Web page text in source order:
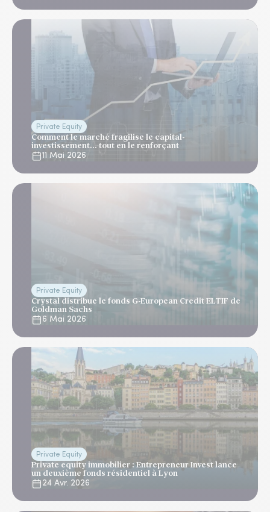
Private Equity
Comment le marché fragilise le capital-
investissement... tout en le renforçant
11 Mai 2026
Private Equity
Crystal distribue le fonds G-European Credit ELTIF de
Goldman Sachs
6 Mai 2026
Private Equity
Private equity immobilier : Entrepreneur Invest lance
un deuxième fonds résidentiel à Lyon
24 Avr. 2026